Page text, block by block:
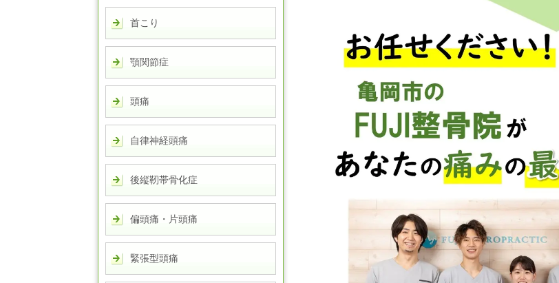
首こり
顎関節症
頭痛
自律神経頭痛
後縦靭帯骨化症
偏頭痛・片頭痛
緊張型頭痛